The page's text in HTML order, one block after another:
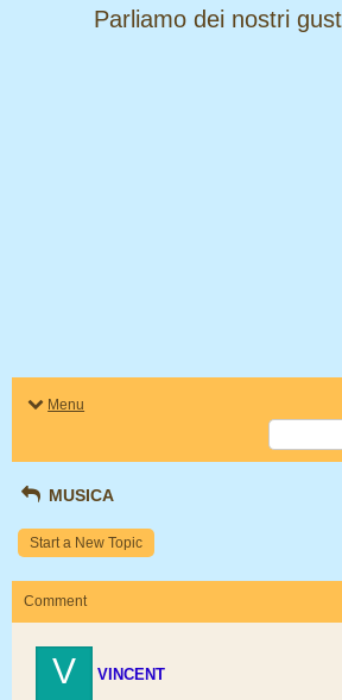
​​​​​​​Parliamo dei nostri
Menu
MUSICA
Start a New Topic
Comment
V VINCENT